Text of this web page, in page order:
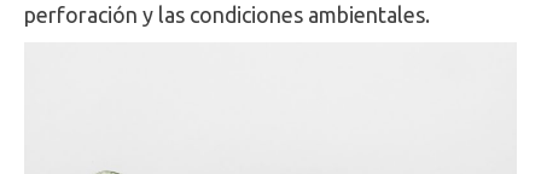
perforación y las condiciones ambientales.